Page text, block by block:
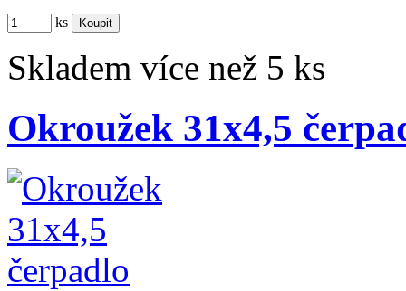
ks
Skladem více než 5 ks
Okroužek 31x4,5